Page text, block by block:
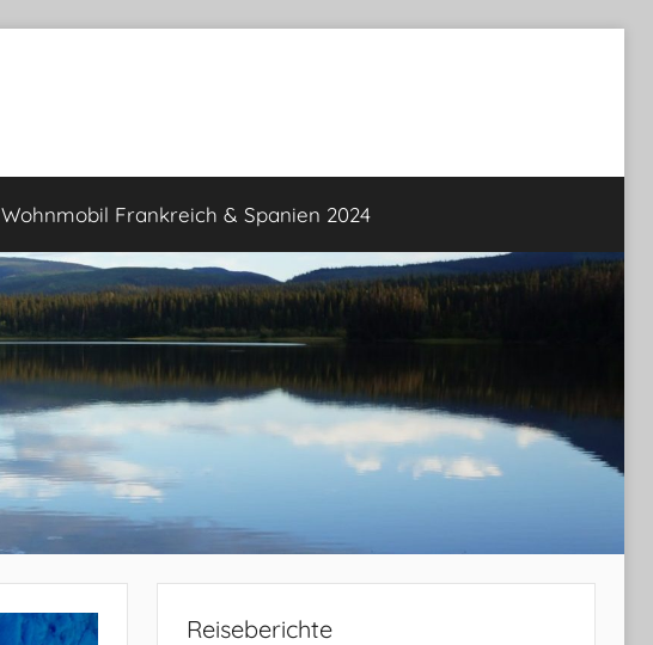
Wohnmobil Frankreich & Spanien 2024
Reiseberichte